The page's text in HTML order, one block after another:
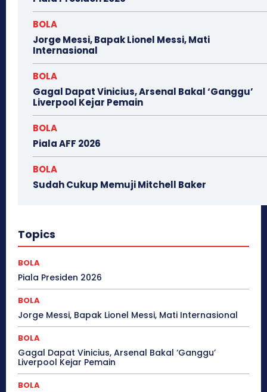
BOLA
Jorge Messi, Bapak Lionel Messi, Mati
Internasional
BOLA
Gagal Dapat Vinicius, Arsenal Bakal ‘Ganggu’
Liverpool Kejar Pemain
BOLA
Piala AFF 2026
BOLA
Sudah Cukup Memuji Mitchell Baker
Topics
BOLA
Piala Presiden 2026
BOLA
Jorge Messi, Bapak Lionel Messi, Mati Internasional
BOLA
Gagal Dapat Vinicius, Arsenal Bakal ‘Ganggu’
Liverpool Kejar Pemain
BOLA